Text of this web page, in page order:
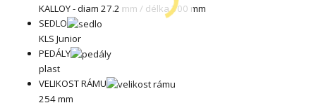
KALLOY - diam 27.2 mm / délka 300 mm
SEDLO
KLS Junior
PEDÁLY
plast
VELIKOST RÁMU
254 mm